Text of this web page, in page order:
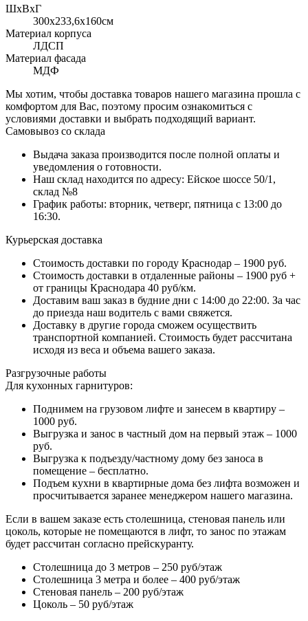
ШхВхГ
300x233,6х160см
Материал корпуса
ЛДСП
Материал фасада
МДФ
Мы хотим, чтобы доставка товаров нашего магазина прошла с
комфортом для Вас, поэтому просим ознакомиться с
условиями доставки и выбрать подходящий вариант.
Самовывоз со склада
Выдача заказа производится после полной оплаты и
уведомления о готовности.
Наш склад находится по адресу: Ейское шоссе 50/1,
склад №8
График работы: вторник, четверг, пятница с 13:00 до
16:30.
Курьерская доставка
Стоимость доставки по городу Краснодар – 1900 руб.
Стоимость доставки в отдаленные районы – 1900 руб +
от границы Краснодара 40 руб/км.
Доставим ваш заказ в будние дни с 14:00 до 22:00. За час
до приезда наш водитель с вами свяжется.
Доставку в другие города сможем осуществить
транспортной компанией. Стоимость будет рассчитана
исходя из веса и объема вашего заказа.
Разгрузочные работы
Для кухонных гарнитуров:
Поднимем на грузовом лифте и занесем в квартиру –
1000 руб.
Выгрузка и занос в частный дом на первый этаж – 1000
руб.
Выгрузка к подъезду/частному дому без заноса в
помещение – бесплатно.
Подъем кухни в квартирные дома без лифта возможен и
просчитывается заранее менеджером нашего магазина.
Если в вашем заказе есть столешница, стеновая панель или
цоколь, которые не помещаются в лифт, то занос по этажам
будет рассчитан согласно прейскуранту.
Столешница до 3 метров – 250 руб/этаж
Столешница 3 метра и более – 400 руб/этаж
Стеновая панель – 200 руб/этаж
Цоколь – 50 руб/этаж